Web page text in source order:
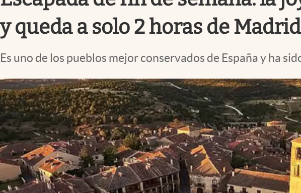
y queda a solo 2 horas de Madrid
Es uno de los pueblos mejor conservados de España y ha